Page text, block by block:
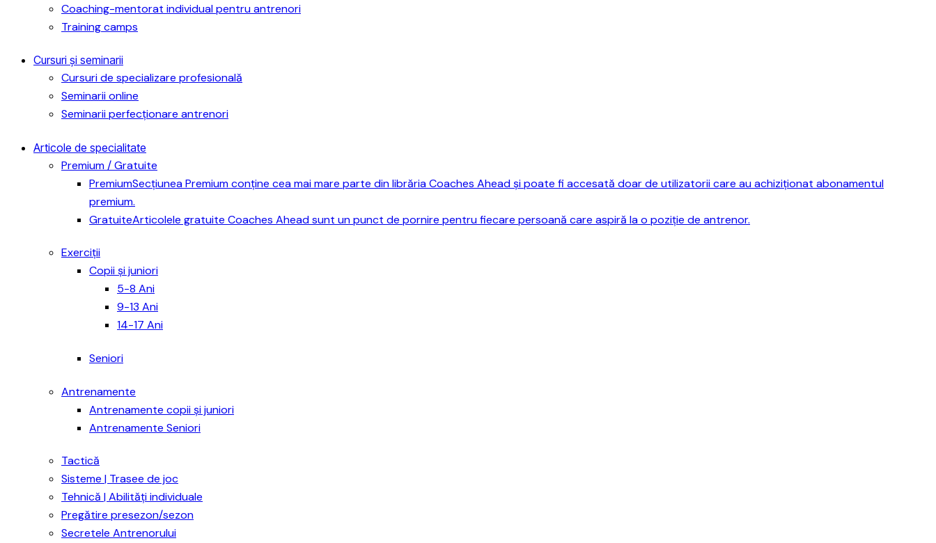
Coaching-mentorat individual pentru antrenori
Training camps
Cursuri și seminarii
Cursuri de specializare profesională
Seminarii online
Seminarii perfecționare antrenori
Articole de specialitate
Premium / Gratuite
PremiumSecțiunea Premium conține cea mai mare parte din librăria Coaches Ahead și poate fi accesată doar de utilizatorii care au achiziționat abonamentul
premium.
GratuiteArticolele gratuite Coaches Ahead sunt un punct de pornire pentru fiecare persoană care aspiră la o poziție de antrenor.
Exerciții
Copii și juniori
5-8 Ani
9-13 Ani
14-17 Ani
Seniori
Antrenamente
Antrenamente copii și juniori
Antrenamente Seniori
Tactică
Sisteme | Trasee de joc
Tehnică | Abilități individuale
Pregătire presezon/sezon
Secretele Antrenorului